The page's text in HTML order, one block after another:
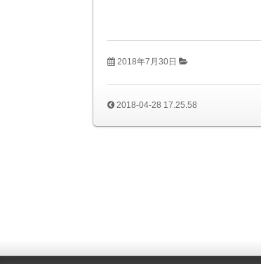
2018年7月30日
2018-04-28 17.25.58